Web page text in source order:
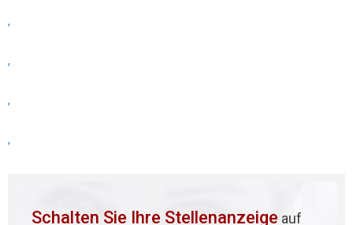
,
,
,
,
Schalten Sie Ihre Stellenanzeige auf